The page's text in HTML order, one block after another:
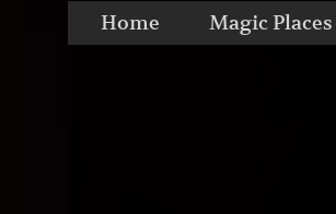
Home Magic Places